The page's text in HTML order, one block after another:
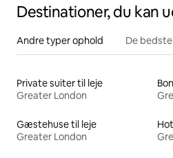
Destinationer, du kan
Andre typer ophold De
Private suiter til leje
Greater London
Gæstehuse til leje
Greater London